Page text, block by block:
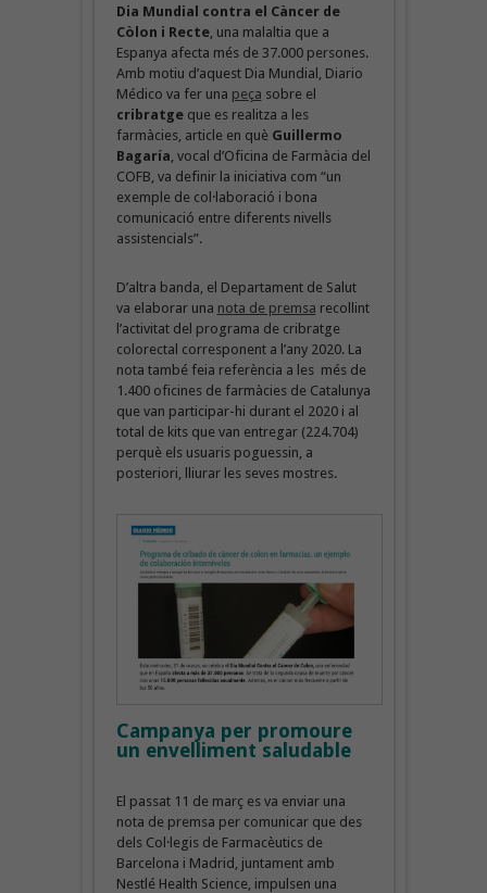
Dia Mundial contra el Càncer de
Còlon i Recte, una malaltia que a
Espanya afecta més de 37.000 persones.
Amb motiu d’aquest Dia Mundial, Diario
Médico va fer una peça sobre el
cribratge que es realitza a les
farmàcies, article en què Guillermo
Bagaría , vocal d’Oficina de Farmàcia del
COFB, va definir la iniciativa com “un
exemple de col·laboració i bona
comunicació entre diferents nivells
assistencials”.
D’altra banda, el Departament de Salut
va elaborar una nota de premsa recollint
l’activitat del programa de cribratge
colorectal corresponent a l’any 2020. La
nota també feia referència a les més de
1.400 oficines de farmàcies de Catalunya
que van participar-hi durant el 2020 i al
total de kits que van entregar (224.704)
perquè els usuaris poguessin, a
posteriori, lliurar les seves mostres.
Campanya per promoure
un envelliment saludable
El passat 11 de març es va enviar una
nota de premsa per comunicar que des
dels Col·legis de Farmacèutics de
Barcelona i Madrid, juntament amb
Nestlé Health Science, impulsen una